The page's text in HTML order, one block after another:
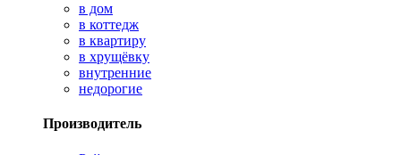
в дом
в коттедж
в квартиру
в хрущёвку
внутренние
недорогие
Производитель